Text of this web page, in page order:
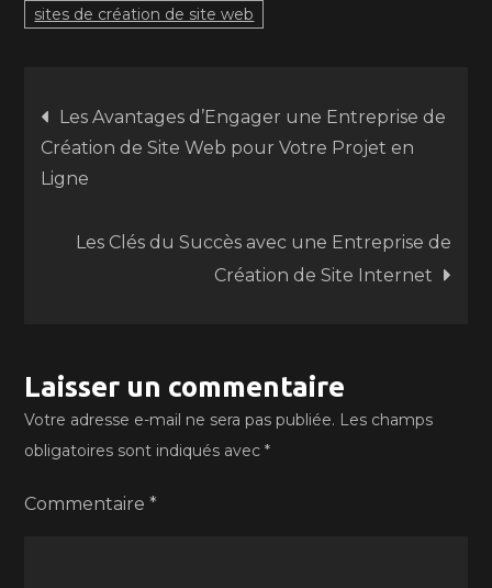
sites de création de site web
Navigation
de
l’article
Les Avantages d’Engager une Entreprise de
Création de Site Web pour Votre Projet en
Ligne
Les Clés du Succès avec une Entreprise de
Création de Site Internet
Laisser un commentaire
Votre adresse e-mail ne sera pas publiée. Les champs
obligatoires sont indiqués avec*
Commentaire*